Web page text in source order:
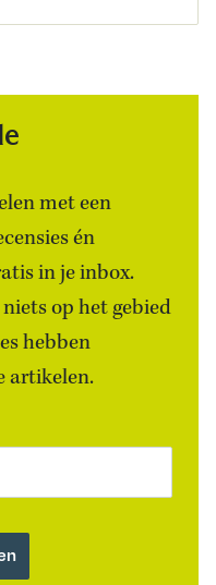
met een
én
in je inbox.
op het gebied
hebben
artikelen.